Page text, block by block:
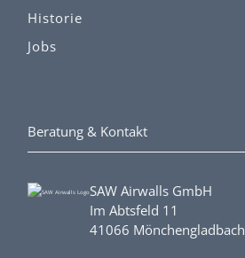
Historie
Jobs
Beratung & Kontakt
SAW Airwalls GmbH
Im Abtsfeld 11
41066 Mönchengladbach